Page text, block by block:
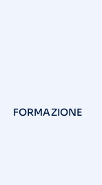
FORMAZIONE